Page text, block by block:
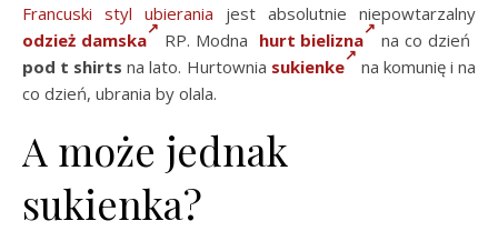
Francuski styl ubierania jest absolutnie niepowtarzalny
odzież damska
RP. Modna hurt bielizna
na co dzień
pod t shirts na lato. Hurtownia sukienke
na komunię i na
co dzień, ubrania by olala.
A może jednak
sukienka?